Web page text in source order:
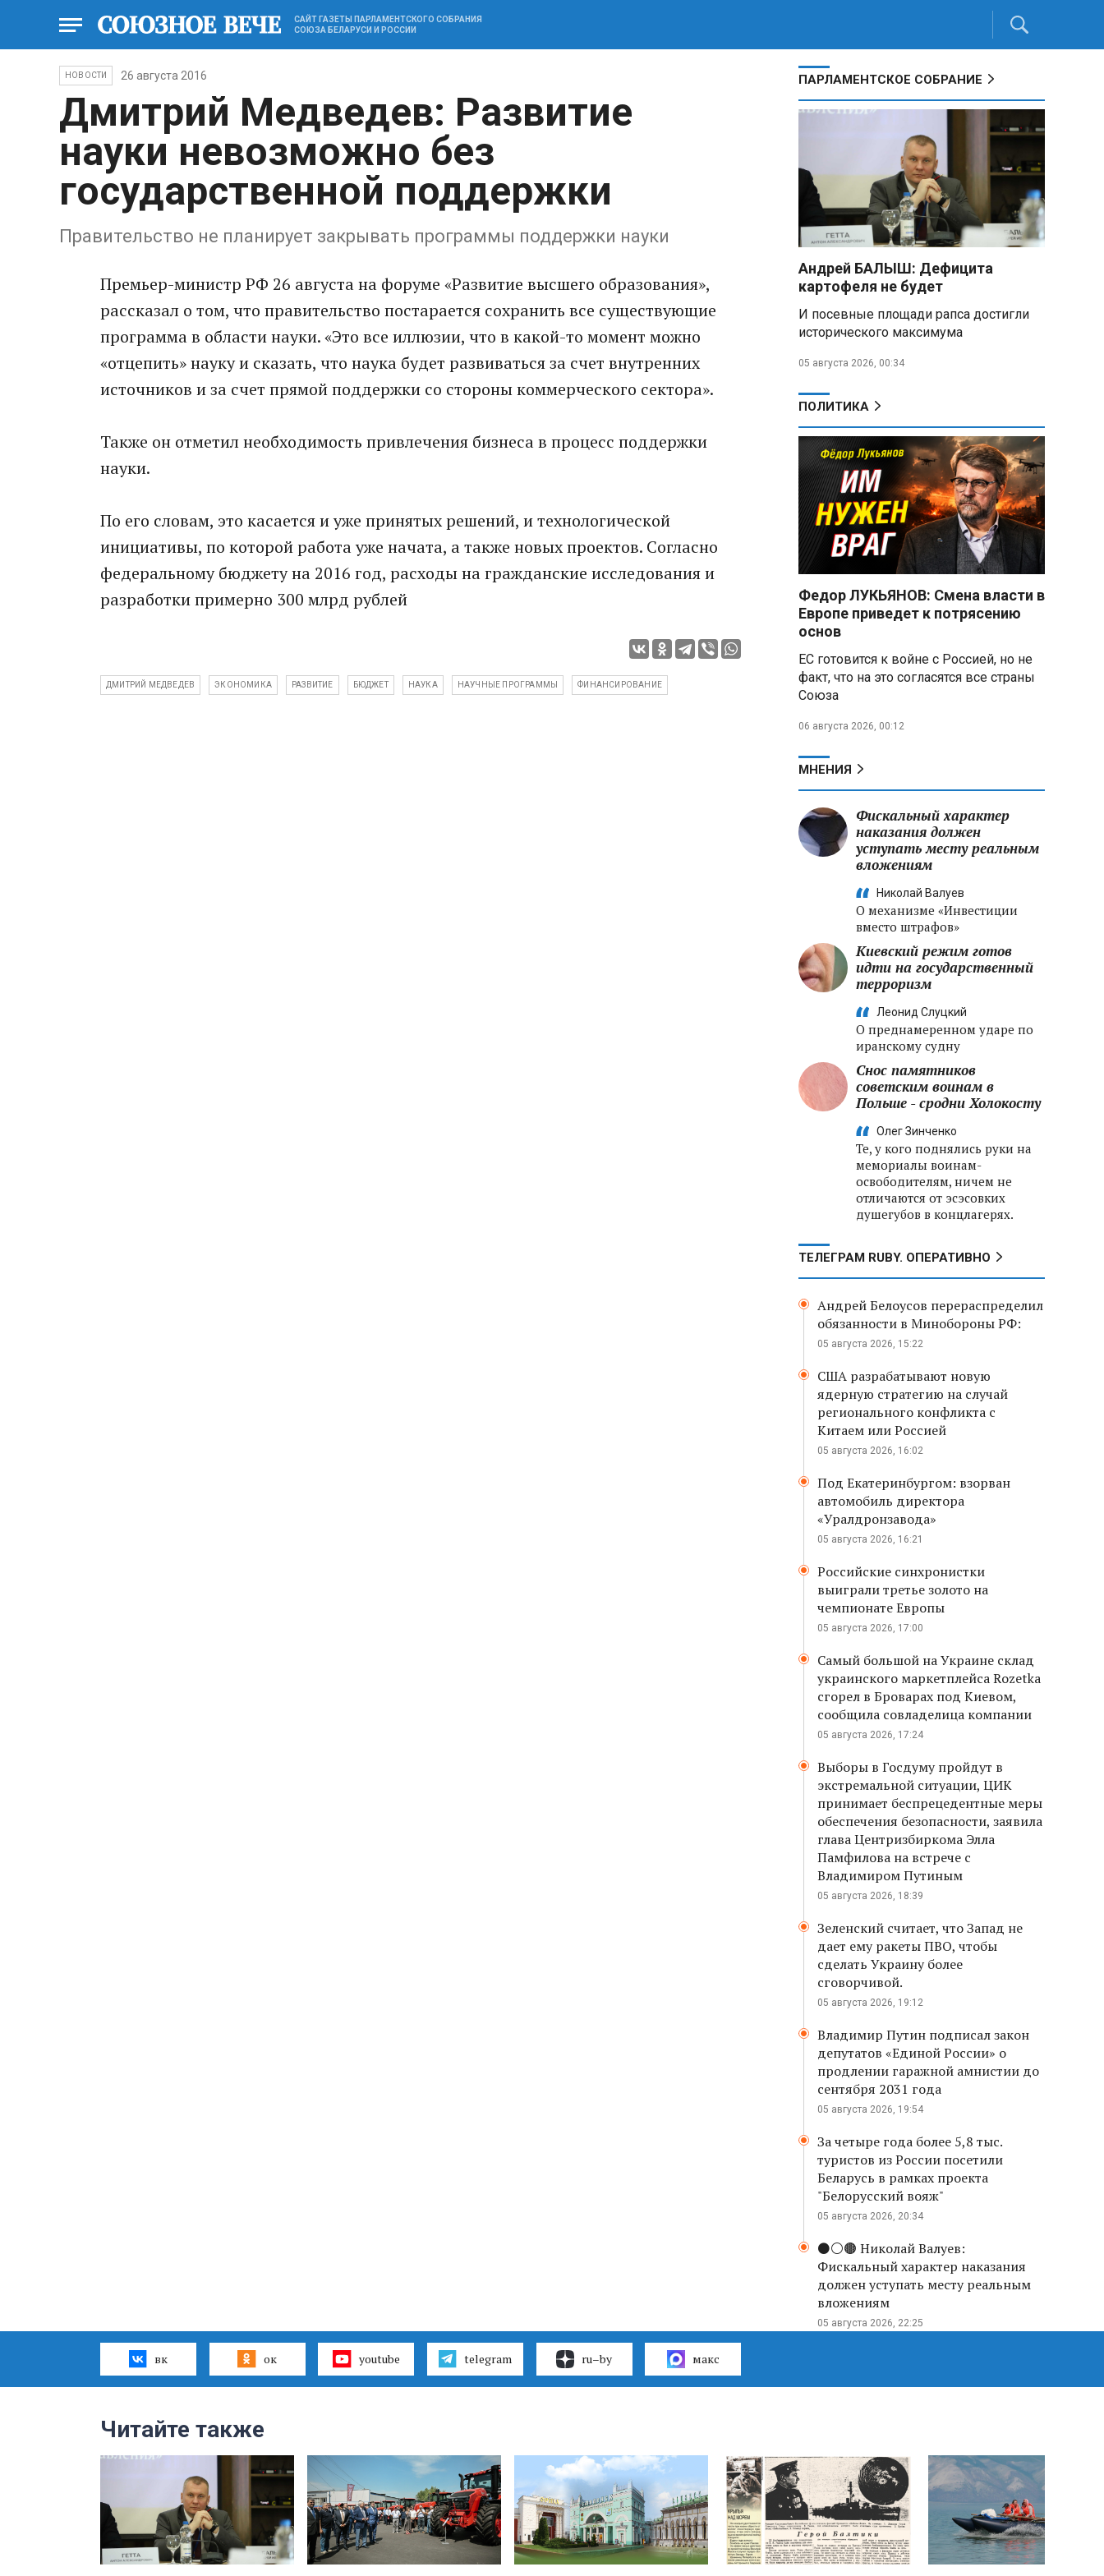
САЙТ ГАЗЕТЫ ПАРЛАМЕНТСКОГО СОБРАНИЯ
СОЮЗА БЕЛАРУСИ И РОССИИ
НОВОСТИ 26 августа 2016
Дмитрий Медведев: Развитие
науки невозможно без
государственной поддержки
Правительство не планирует закрывать программы поддержки науки
Премьер-министр РФ 26 августа на форуме «Развитие высшего образования»,
рассказал о том, что правительство постарается сохранить все существующие
программа в области науки. «Это все иллюзии, что в какой-то момент можно
«отцепить» науку и сказать, что наука будет развиваться за счет внутренних
источников и за счет прямой поддержки со стороны коммерческого сектора».
Также он отметил необходимость привлечения бизнеса в процесс поддержки
науки.
По его словам, это касается и уже принятых решений, и технологической
инициативы, по которой работа уже начата, а также новых проектов. Согласно
федеральному бюджету на 2016 год, расходы на гражданские исследования и
разработки примерно 300 млрд рублей
ДМИТРИЙ МЕДВЕДЕВ ЭКОНОМИКА РАЗВИТИЕ БЮДЖЕТ НАУКА НАУЧНЫЕ ПРОГРАММЫ ФИНАНСИРОВАНИЕ
ПАРЛАМЕНТСКОЕ СОБРАНИЕ
Андрей БАЛЫШ: Дефицита
картофеля не будет
И посевные площади рапса достигли
исторического максимума
05 августа 2026, 00:34
ПОЛИТИКА
Федор ЛУКЬЯНОВ: Смена власти в
Европе приведет к потрясению
основ
ЕС готовится к войне с Россией, но не
факт, что на это согласятся все страны
Союза
06 августа 2026, 00:12
МНЕНИЯ
Фискальный характер
наказания должен
уступать месту реальным
вложениям
Николай Валуев
О механизме «Инвестиции
вместо штрафов»
Киевский режим готов
идти на государственный
терроризм
Леонид Слуцкий
О преднамеренном ударе по
иранскому судну
Снос памятников
советским воинам в
Польше - сродни Холокосту
Олег Зинченко
Те, у кого поднялись руки на
мемориалы воинам-
освободителям, ничем не
отличаются от эсэсовких
душегубов в концлагерях.
ТЕЛЕГРАМ RUBY. ОПЕРАТИВНО
Андрей Белоусов перераспределил
обязанности в Минобороны РФ:
05 августа 2026, 15:22
США разрабатывают новую
ядерную стратегию на случай
регионального конфликта с
Китаем или Россией
05 августа 2026, 16:02
Под Екатеринбургом: взорван
автомобиль директора
«Уралдронзавода»
05 августа 2026, 16:21
Российские синхронистки
выиграли третье золото на
чемпионате Европы
05 августа 2026, 17:00
Самый большой на Украине склад
украинского маркетплейса Rozetka
сгорел в Броварах под Киевом,
сообщила совладелица компании
05 августа 2026, 17:24
Выборы в Госдуму пройдут в
экстремальной ситуации, ЦИК
принимает беспрецедентные меры
обеспечения безопасности, заявила
глава Центризбиркома Элла
Памфилова на встрече с
Владимиром Путиным
05 августа 2026, 18:39
Зеленский считает, что Запад не
дает ему ракеты ПВО, чтобы
сделать Украину более
сговорчивой.
05 августа 2026, 19:12
Владимир Путин подписал закон
депутатов «Единой России» о
продлении гаражной амнистии до
сентября 2031 года
05 августа 2026, 19:54
За четыре года более 5,8 тыс.
туристов из России посетили
Беларусь в рамках проекта
"Белорусский вояж"
05 августа 2026, 20:34
⚫️⚪️🟤 Николай Валуев:
Фискальный характер наказания
должен уступать месту реальным
вложениям
05 августа 2026, 22:25
вк ок youtube telegram ru–by макс
Читайте также